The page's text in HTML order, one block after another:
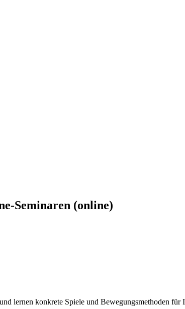
Seminaren (online)
lernen konkrete Spiele und Bewegungsmethoden für